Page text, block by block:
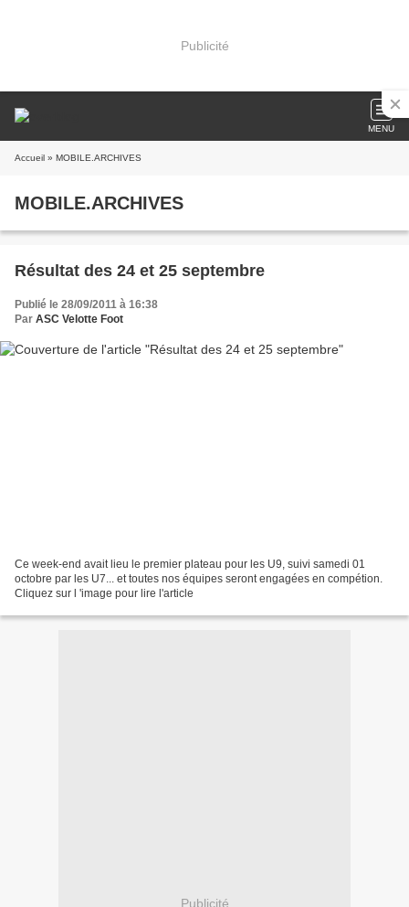
Publicité
MENU
Accueil » MOBILE.ARCHIVES
MOBILE.ARCHIVES
Résultat des 24 et 25 septembre
Publié le 28/09/2011 à 16:38
Par ASC Velotte Foot
Ce week-end avait lieu le premier plateau pour les U9, suivi samedi 01
octobre par les U7... et toutes nos équipes seront engagées en compétion.
Cliquez sur l 'image pour lire l'article
Publicité